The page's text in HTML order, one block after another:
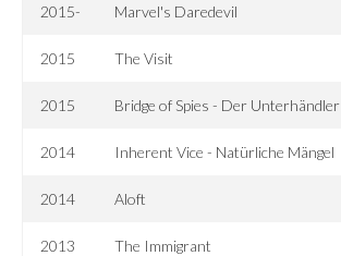
2015- Marvel's Daredevil
2015 The Visit
2015 Bridge of Spies - Der Unterhändler
2014 Inherent Vice - Natürliche Mängel
2014 Aloft
2013 The Immigrant